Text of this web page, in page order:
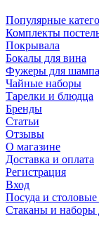
Популярные
Комплекты
Покрывала
Бокалы для вина
Фужеры для
Чайные наборы
Тарелки и блюдца
Бренды
Статьи
Отзывы
О магазине
Доставка и оплата
Регистрация
Вход
Посуда и
Стаканы и наборы